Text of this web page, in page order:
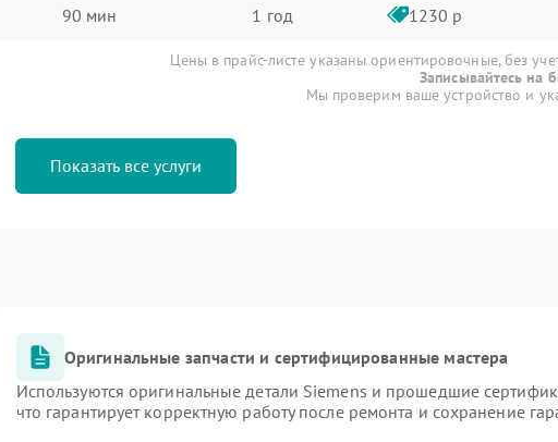
90 мин 1 год 1230 р
Цены в прайс-листе указаны ориентировочные, без
Записывайтесь на
Мы проверим ваше устройство и
Показать все услуги
Оригинальные запчасти и сертифицированные мастера
Используются оригинальные детали Siemens и прошедшие
что гарантирует корректную работу после ремонта и сохранение